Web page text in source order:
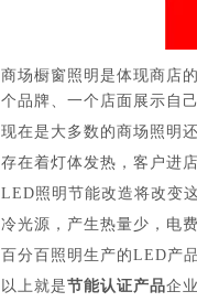
商场橱窗照明是体现商店
个品牌、一个店面展示自
现在是大多数的商场照明
存在着灯体发热，客户进
LED照明节能改造将改变
冷光源，产生热量少，电
百分百照明生产的LED产
以上就是节能认证产品企